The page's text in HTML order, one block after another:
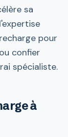
sa
pour
confier
spécialiste.
à